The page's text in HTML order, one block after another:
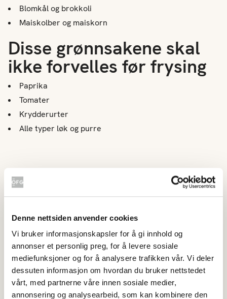
Denne nettsiden anvender cookies
Vi bruker informasjonskapsler for å gi innhold og
annonser et personlig preg, for å levere sosiale
mediefunksjoner og for å analysere trafikken vår. Vi deler
dessuten informasjon om hvordan du bruker nettstedet
vårt, med partnerne våre innen sosiale medier,
annonsering og analysearbeid, som kan kombinere den
Blomkål og brokkoli
Maiskolber og maiskorn
Disse grønnsakene skal
ikke forvelles før frysing
Paprika
Tomater
Krydderurter
Alle typer løk og purre
Løk, purre og paprika kuttes i terninger og fryses ned i
en lufttett boks eller frysepose. Tomater kan fryses hele.
Etter en runde i fryseren egner disse grønnsakene seg
grønnsaker til ferske salater eller lignende.
Frukt og bær fryses ferske uten å forvelles. Frukten
kuttes opp først. Et godt tips er å fryse ned frukt og bær i
porsjonsposer tilsmoothie.
Slik forveller du